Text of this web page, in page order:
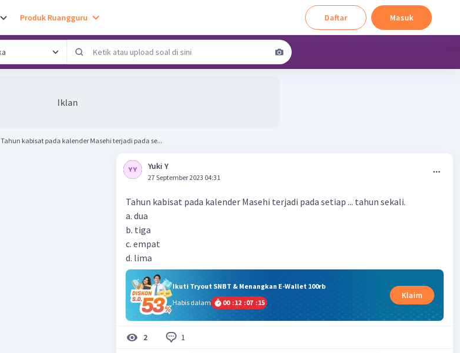
Produk Ruangguru Daftar Masuk
Iklan
Tahun kabisat pada kalender Masehi terjadi pada se...
Yuki Y
27 September 2023 04:31
Tahun kabisat pada kalender Masehi terjadi pada setiap ... tahun sekali.
a. dua
b. tiga
c. empat
Ikuti Tryout SNBT & Menangkan E-Wallet 100rb
Habis dalam
00 :12 :07 :14
Klaim
2 1